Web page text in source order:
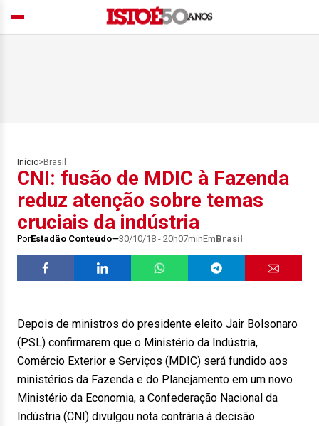
Início> Brasil
CNI: fusão de MDIC à Fazenda
reduz atenção sobre temas
cruciais da indústria
PorEstadão Conteúdo 30/10/18 - 20h07minEmBrasil
Depois de ministros do presidente eleito Jair Bolsonaro
(PSL) confirmarem que o Ministério da Indústria,
Comércio Exterior e Serviços (MDIC) será fundido aos
ministérios da Fazenda e do Planejamento em um novo
Ministério da Economia, a Confederação Nacional da
Indústria (CNI) divulgou nota contrária à decisão.